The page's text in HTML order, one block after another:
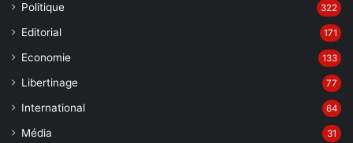
Politique 322
Editorial 171
Economie 133
Libertinage 77
International 64
Média 31